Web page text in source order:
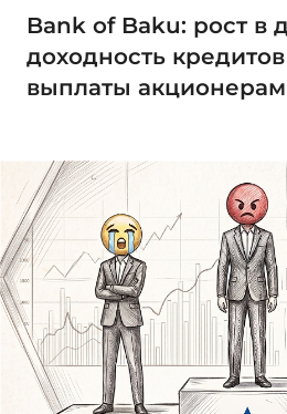
Bank of Baku: рост в
доходность
выплаты акционерам